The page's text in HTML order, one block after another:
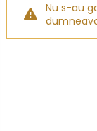
Nu s-au